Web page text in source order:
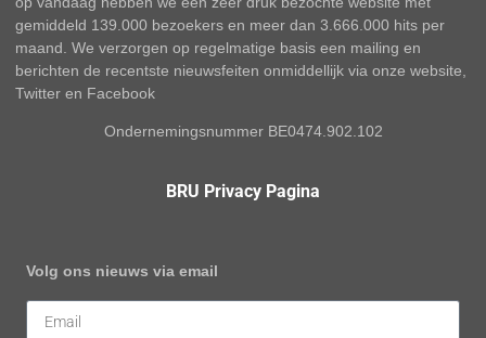
gemiddeld 139.000 bezoekers en meer dan 3.666.000 hits per
maand. We verzorgen op regelmatige basis een mailing en
berichten de recentste nieuwsfeiten onmiddellijk via onze website,
Twitter en Facebook
Ondernemingsnummer BE0474.902.102
BRU Privacy Pagina
Volg ons nieuws via email